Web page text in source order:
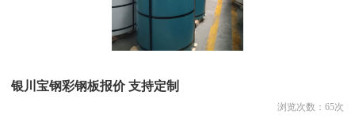
银川宝钢彩钢板报价 支持定制
浏览次数： 65次